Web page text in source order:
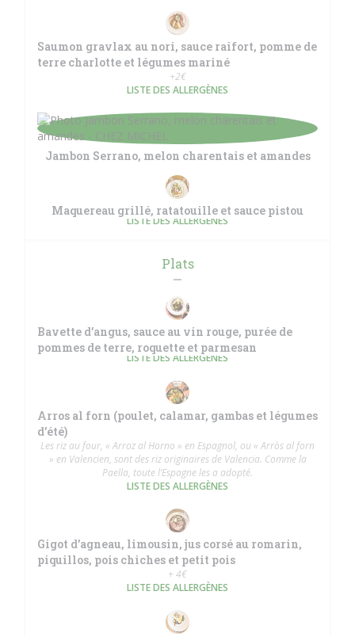
Saumon gravlax au nori, sauce raifort, pomme de
terre charlotte et légumes mariné
+2€
LISTE DES ALLERGÈNES
Jambon Serrano, melon charentais et amandes
Maquereau grillé, ratatouille et sauce pistou
LISTE DES ALLERGÈNES
Plats
Bavette d’angus, sauce au vin rouge, purée de
pommes de terre, roquette et parmesan
LISTE DES ALLERGÈNES
Arros al forn (poulet, calamar, gambas et légumes
d’été)
Les riz au four, « Arroz al Horno » en Espagnol, ou « Arròs al forn
» en Valencien, sont des riz originaires de Valencia. Comme la
Paella, toute l’Espagne les a adopté.
LISTE DES ALLERGÈNES
Gigot d’agneau, limousin, jus corsé au romarin,
piquillos, pois chiches et petit pois
+ 4€
LISTE DES ALLERGÈNES